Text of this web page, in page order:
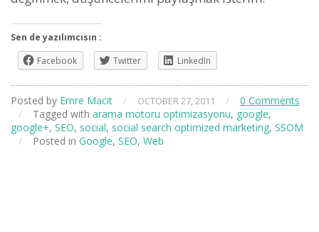
Sen de yazılımcısın :
Facebook
Twitter LinkedIn
Posted by Emre Macit / OCTOBER 27, 2011 /
0 Comments
/
Tagged with arama motoru optimizasyonu, google,
google+, SEO, social, social search optimized marketing, SSOM
/
Posted in Google, SEO, Web